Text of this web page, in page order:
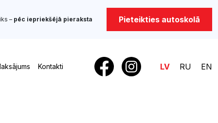
– pēc iepriekšējā pieraksta Pieteikties autoskolā
Kontakti LV RU EN